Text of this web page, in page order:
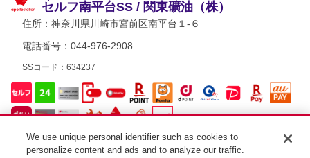
セルフ南平台SS / 関東礦油（株）
住所： 神奈川県川崎市宮前区南平台１-６
電話番号：044-976-2908
SSコード：634237
We use unique personal identifier such as cookies to
personalize content and ads and to analyze our traffic.